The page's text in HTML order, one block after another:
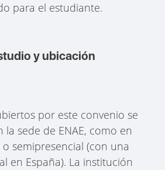
para el estudiante.
y ubicación
por este convenio se
sede de ENAE, como en
semipresencial (con una
en España). La institución